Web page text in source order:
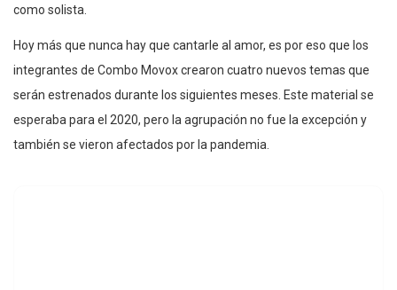
como solista.
Hoy más que nunca hay que cantarle al amor, es por eso que los
integrantes de Combo Movox crearon cuatro nuevos temas que
serán estrenados durante los siguientes meses. Este material se
esperaba para el 2020, pero la agrupación no fue la excepción y
también se vieron afectados por la pandemia.